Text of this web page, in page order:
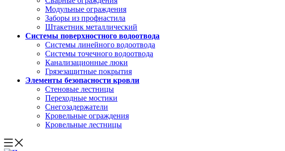
Модульные ограждения
Заборы из профнастила
Штакетник металлический
Системы поверхностного водоотвода
Системы линейного водоотвода
Системы точечного водоотвода
Канализационные люки
Грязезащитные покрытия
Элементы безопасности кровли
Стеновые лестницы
Переходные мостики
Снегозадержатели
Кровельные ограждения
Кровельные лестницы